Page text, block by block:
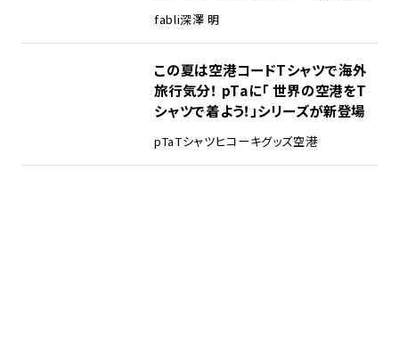
fabli深澤 明
この夏は空港コードTシャツで海外
旅行気分！ pTaに「 世界の空港をT
シャツで着よう！」シリーズが新登場
pTaTシャツヒコーキグッズ空港